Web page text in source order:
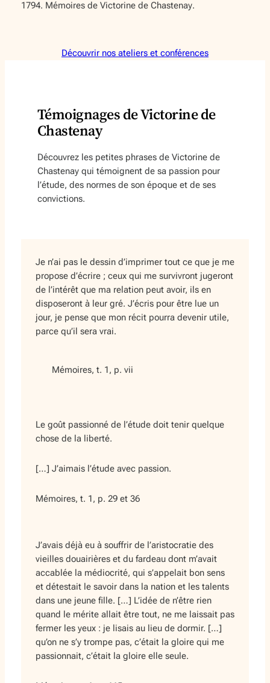
1794. Mémoires de Victorine de Chastenay.
Découvrir nos ateliers et conférences
Témoignages de Victorine de
Chastenay
Découvrez les petites phrases de Victorine de
Chastenay qui témoignent de sa passion pour
l’étude, des normes de son époque et de ses
convictions.
Je n’ai pas le dessin d’imprimer tout ce que je me
propose d’écrire ; ceux qui me survivront jugeront
de l’intérêt que ma relation peut avoir, ils en
disposeront à leur gré. J’écris pour être lue un
jour, je pense que mon récit pourra devenir utile,
parce qu’il sera vrai.
Mémoires, t. 1, p. vii
Le goût passionné de l’étude doit tenir quelque
chose de la liberté.
[…] J’aimais l’étude avec passion.
Mémoires, t. 1, p. 29 et 36
J’avais déjà eu à souffrir de l’aristocratie des
vieilles douairières et du fardeau dont m’avait
accablée la médiocrité, qui s’appelait bon sens
et détestait le savoir dans la nation et les talents
dans une jeune fille. […] L’idée de n’être rien
quand le mérite allait être tout, ne me laissait pas
fermer les yeux : je lisais au lieu de dormir. […]
qu’on ne s’y trompe pas, c’était la gloire qui me
passionnait, c’était la gloire elle seule.